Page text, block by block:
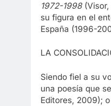
1972-1998(Visor,
su figura en el
España (1996-
LA
Siendo fiel a su
una poesía que
Editores, 2009);